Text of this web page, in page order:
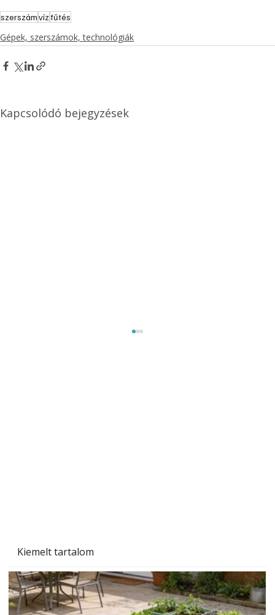
Kiemelt tartalom
szerszámvízfűtés
Gépek, szerszámok, technológiák
Kapcsolódó bejegyzések